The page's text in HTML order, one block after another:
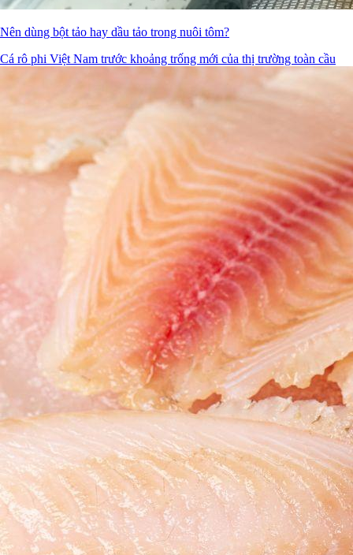
Nên dùng bột tảo hay dầu tảo trong nuôi tôm?
Cá rô phi Việt Nam trước khoảng trống mới của thị trường toàn cầu